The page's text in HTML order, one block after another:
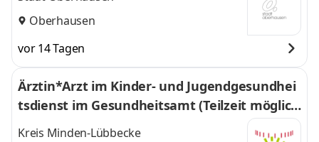
Oberhausen
vor 14 Tagen
Ärztin*Arzt im Kinder- und Jugendgesundhei
tsdienst im Gesundheitsamt (Teilzeit möglic
h)
Kreis Minden-Lübbecke